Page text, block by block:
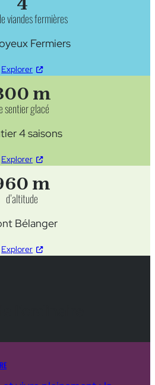
viandes fermières
Fermiers
Explorer
m
sentier glacé
4 saisons
Explorer
m
d’altitude
Bélanger
Explorer